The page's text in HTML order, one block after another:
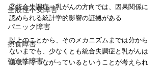
全般性不安障害
パニック障害
摂食障害
強迫性障害
②統合失調症⇒乳がんの方向では、因果関係に
認められる統計学的影響の証拠がある
以上のことから、そのメカニズムまでは分から
ないまでも、少なくとも統合失調症と乳がんは
遺伝子でつながっているということが考えられ